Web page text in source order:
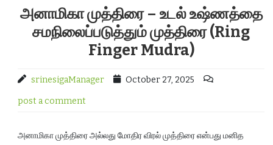
அனாமிகா முத்திரை – உடல் உஷ்ணத்தை
சமநிலைப்படுத்தும் முத்திரை (Ring
Finger Mudra)
srinesigaManager October 27, 2025
post a comment
அனாமிகா முத்திரை அல்லது மோதிர விரல் முத்திரை என்பது மனித